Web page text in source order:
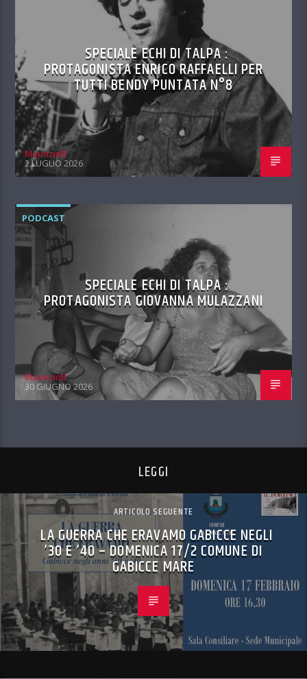
SPECIALE ECHI DI TALPA :
PROTAGONISTA ENRICO RAFFAELLI PER
TUTTI BENDY PUNTATA N°8
MaurizioB
2 LUGLIO 2026
PODCAST
SPECIALE ECHI DI TALPA :
PROTAGONISTA GIOVANNA MULAZZANI
MaurizioB
30 GIUGNO 2026
LEGGI
ARTICOLO SEGUENTE
LA GUERRA CHE ERAVAMO GABICCE NEGLI
’30 E ’40 – DOMENICA 17/2 COMUNE DI
GABICCE MARE